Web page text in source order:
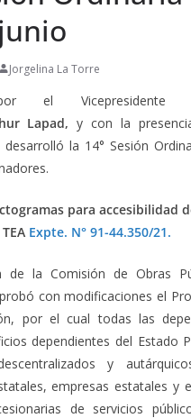
Jorgelina La Torre
el Vicepresidente
Lapad,y con la
desarrolló la 14° Sesión
para accesibilidad
Expte. N° 91-44.350/21.
de la Comisión de Obras
con modificaciones el
por el cual todas las
dependientes del Estado
y
empresas estatales y
de servicios